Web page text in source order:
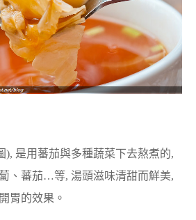
), 是用蕃茄與多種蔬菜下去熬煮的,
、蕃茄…等, 湯頭滋味清甜而鮮美,
胃的效果。